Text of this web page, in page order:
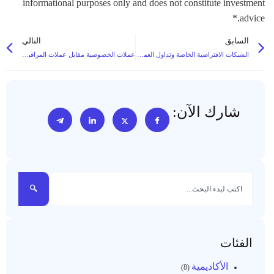
informational purposes only and does not constitute investment
advice.*
السابق
الشبكات الافتراضية الخاصة وتداول العملات الرقمية: لماذا يجب عليك تأمين اتصالك
التالي
عملات الخصوصية مقابل عملات المراقبة: النقاش التنظيمي
شارك الآن:
الفئات
الأكاديمية(8)